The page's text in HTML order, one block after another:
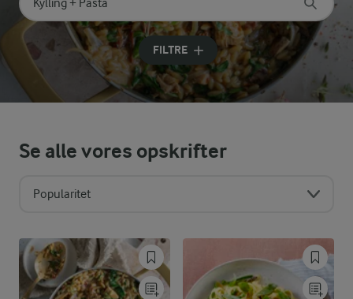
Søg på kategori
Indtast søgeord for at søge
FILTRE
Se alle vores opskrifter
Popularitet